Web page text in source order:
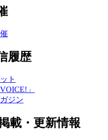
履歴
ト
」
ジン
載・更新情報